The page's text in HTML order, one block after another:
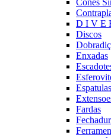
Cones
D I V E
Discos
Enxadas
Espatulas
Fardas